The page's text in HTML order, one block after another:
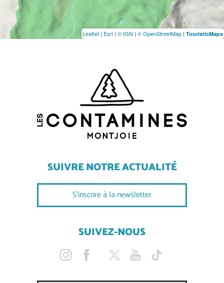
Leaflet | Esri | © IGN | © OpenStreetMap | TouristicMaps
SUIVRE NOTRE ACTUALITÉ
S'inscrire à la newsletter
SUIVEZ-NOUS